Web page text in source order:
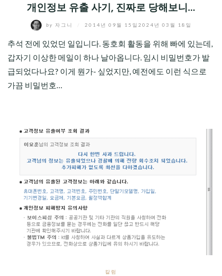
개인정보 유출 사기, 진짜로 당해보니...
by 자그니 2014년 09월 15일 2024년 03월 18일
추석 전에 있었던 일입니다. 동호회 활동을 위해 빠에 있는데,
갑자기 이상한 메일이 하나 날아옵니다. 임시 비밀번호가 발
급되었다나요? 이게 뭔가- 싶었지만, 예전에도 이런 식으로
가끔 비밀번호…
칼럼